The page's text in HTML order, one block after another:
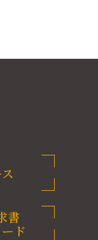
書
ド